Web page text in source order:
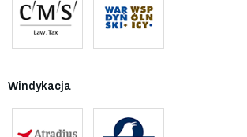
Windykacja